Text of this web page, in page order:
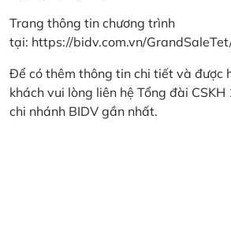
Trang thông tin chương trình
tại: https://bidv.com.vn/
Để có thêm thông tin chi tiết và được
khách vui lòng liên hệ Tổng đài
chi nhánh BIDV gần nhất.